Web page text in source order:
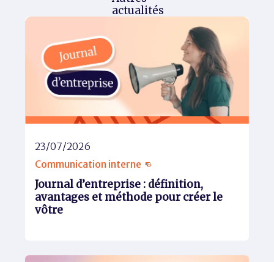
actualités
23/07/2026
Communication interne 👊
Journal d’entreprise : définition,
avantages et méthode pour créer le
vôtre